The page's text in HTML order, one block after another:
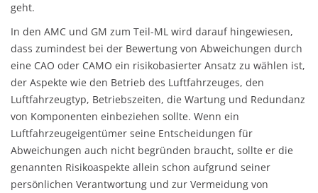
geht.
In den AMC und GM zum Teil-ML wird darauf hingewiesen,
dass zumindest bei der Bewertung von Abweichungen durch
eine CAO oder CAMO ein risikobasierter Ansatz zu wählen ist,
der Aspekte wie den Betrieb des Luftfahrzeuges, den
Luftfahrzeugtyp, Betriebszeiten, die Wartung und Redundanz
von Komponenten einbeziehen sollte. Wenn ein
Luftfahrzeugeigentümer seine Entscheidungen für
Abweichungen auch nicht begründen braucht, sollte er die
genannten Risikoaspekte allein schon aufgrund seiner
persönlichen Verantwortung und zur Vermeidung von